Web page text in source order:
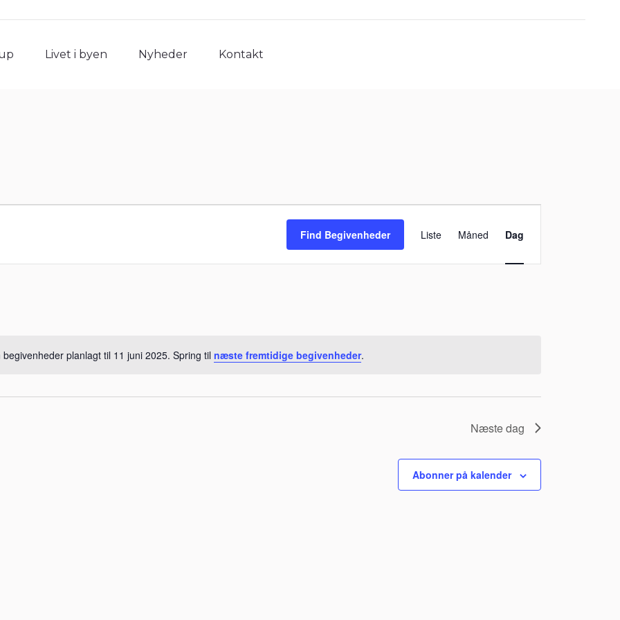
Livet i byen Nyheder Kontakt
Notice
begivenheder planlagt til 11 juni 2025. Spring til næste fremtidige begivenheder.
Find Begivenheder
Navigation
Liste Måned Dag
Næste dag
Abonner på kalender
Livet i byen Nyheder Kontakt